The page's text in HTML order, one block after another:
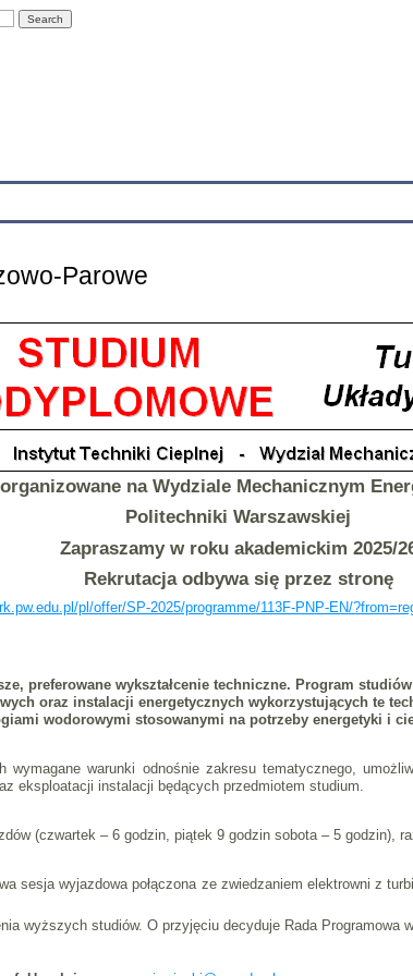
Parowe
na Wydziale Mechanicznym
Politechniki Warszawskiej
Zapraszamy w roku akademickim 2025/
Rekrutacja odbywa się przez stronę
pl/offer/SP-2025/programme/113F-PNP-EN/
preferowane wykształcenie techniczne. Program
oraz instalacji energetycznych wykorzystujących te
wodorowymi stosowanymi na potrzeby energetyki i
wymagane warunki odnośnie zakresu tematycznego,
eksploatacji instalacji będących przedmiotem studium.
(czwartek – 6 godzin, piątek 9 godzin sobota – 5 godzin),
sesja wyjazdowa połączona ze zwiedzaniem elektrowni z
wyższych studiów. O przyjęciu decyduje Rada Programowa